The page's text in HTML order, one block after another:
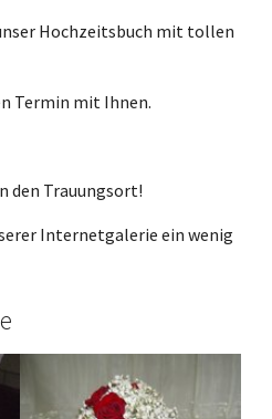
Hochzeitsbuch mit tollen
Termin mit Ihnen.
den Trauungsort!
Internetgalerie ein wenig